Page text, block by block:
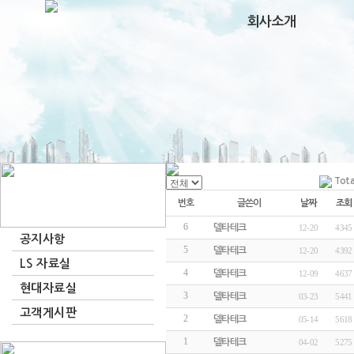
회사소개
공지사항
LS 자료실
현대자료실
고객게시판
번호 글쓴이 날짜 조회
6 공지] iS7 적용사례 볼트성…
델타테크 12-20 4345
5 공지] 인버터적용사례
델타테크 12-20 4392
4 취급설명서 LS인버터자료실
델타테크 12-09 4637
3 현대인버터 자료실
델타테크 03-23 5441
2 공지] 현대저압인버터 기술…
델타테크 05-14 5618
1 공지] (현대인버터)고효율 …
델타테크 04-02 5275